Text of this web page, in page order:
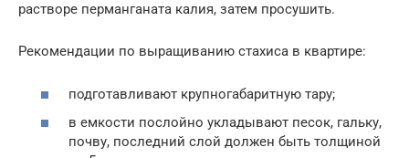
растворе перманганата калия, затем просушить.
Рекомендации по выращиванию стахиса в квартире:
подготавливают крупногабаритную тару;
в емкости послойно укладывают песок, гальку,
почву, последний слой должен быть толщиной